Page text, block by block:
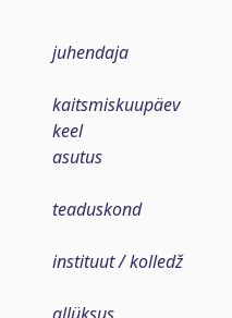
juhendaja
kaitsmiskuupäev
keel
asutus
teaduskond
instituut / kolledž